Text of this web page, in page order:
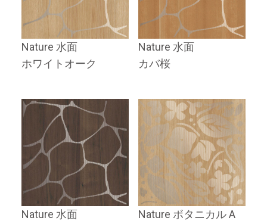
Nature 水面
ホワイトオーク
Nature 水面
カバ桜
Nature 水面
Nature ボタニカル A